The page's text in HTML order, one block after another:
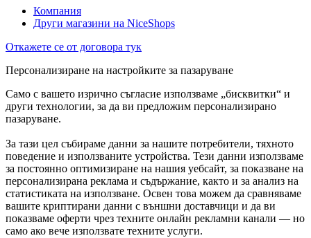
Компания
Други магазини на NiceShops
Откажете се от договора тук
Персонализиране на настройките за пазаруване
Само с вашето изрично съгласие използваме „бисквитки“ и
други технологии, за да ви предложим персонализирано
пазаруване.
За тази цел събираме данни за нашите потребители, тяхното
поведение и използваните устройства. Тези данни използваме
за постоянно оптимизиране на нашия уебсайт, за показване на
персонализирана реклама и съдържание, както и за анализ на
статистиката на използване. Освен това можем да сравняваме
вашите криптирани данни с външни доставчици и да ви
показваме оферти чрез техните онлайн рекламни канали — но
само ако вече използвате техните услуги.